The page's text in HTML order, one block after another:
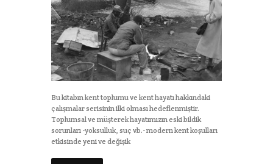
Bu kitabın kent toplumu ve kent hayatı hakkındaki
çalışmalar serisinin ilki olması hedeflenmiştir.
Toplumsal ve müşterek hayatımızın eski bildik
sorunları -yoksulluk, suç vb.- modern kent koşulları
etkisinde yeni ve değişik